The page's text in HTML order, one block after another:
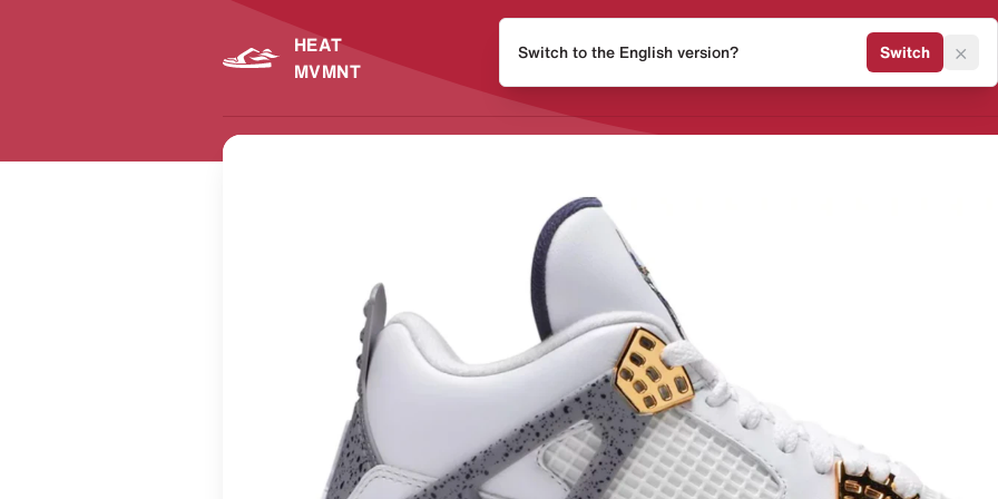
HEAT
MVMNT
Release Kalender Sneaker
Switch to the English version? Switch ×